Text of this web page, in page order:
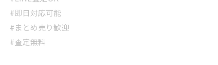
#即日対応可能
#まとめ売り歓迎
#査定無料